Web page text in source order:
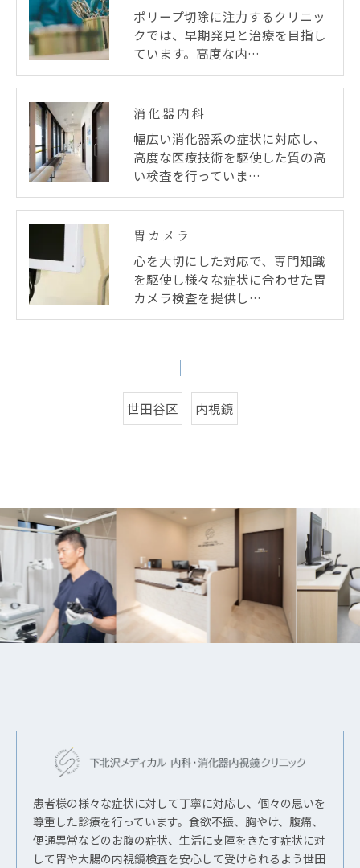
ポリープ切除に注力するクリニッ
クでは、早期発見と治療を目指し
ています。高度な内…
消化器内科
幅広い消化器系の症状に対応し、
高度な医療技術を駆使した質の高
い検査を行っていま…
胃カメラ
心を大切にした対応で、専門知識
を駆使し様々な症状に合わせた胃
カメラ検査を提供し…
世田谷区 内視鏡
患者様の様々な症状に対して丁寧に対応し、個々の思いを
尊重した診療を行っています。食欲不振、胸やけ、腹痛、
便通異常などのお腹の症状、生活に支障をきたす症状に対
して胃や大腸の内視鏡検査を安心して受けられるよう世田